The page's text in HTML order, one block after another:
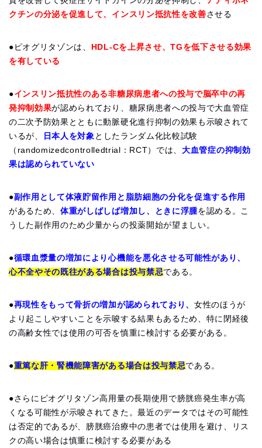
クチンの分泌を促進して、インスリン抵抗性を改善させる
●ピオグリタゾンは、
HDL-Cを上昇させ、TGを低下させる効果
を有している
●インスリン抵抗性のある非糖尿病患者への投与で脳卒中の再
発抑制効果が認められており、糖尿病患者への投与で大血管症
の二次予防効果とともに動脈硬化進行抑制の効果も示唆されて
いるが、
日本人を対象 としたランダム化比較試験
（randomizedcontrolledtrial：RCT）では、大血管症の抑制効
果は認められていない
●副作用として体液貯留作用と脂肪細胞の分化を促進する作用
があるため、体重がしばしば増加し、ときに浮腫を認める。こ
うした副作用のため少量からの投薬開始が望ましい。
●循環血漿量の増加により心機能を悪化させる可能性があり、
心不全やその既往がある場合は投与禁忌である。
●再現性をもって骨折の増加が認められており、 女性のほうが
より起こしやすいことを示唆する結果もあるため、特に閉経後
の高齢女性では使用の可否を慎重に検討する必要がある。
●重篤な肝・腎機能障害がある場合は投与禁忌である。
●さらにピオグリタゾン高用量の長期使用で膀胱癌発生率が高
くなる可能性が示唆されてきた。最近のデータではその可能性
は否定的であるが、膀胱癌治療中の患者では使用を避け、リス
クの高い場合は慎重に検討する必要がある